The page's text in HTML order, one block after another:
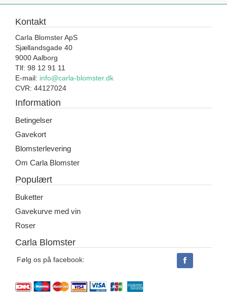
Kontakt
Carla Blomster ApS
Sjællandsgade 40
9000 Aalborg
Tlf: 98 12 91 11
E-mail: info@carla-blomster.dk
CVR: 44127024
Information
Betingelser
Gavekort
Blomsterlevering
Om Carla Blomster
Populært
Buketter
Gavekurve med vin
Roser
Carla Blomster
Følg os på facebook: